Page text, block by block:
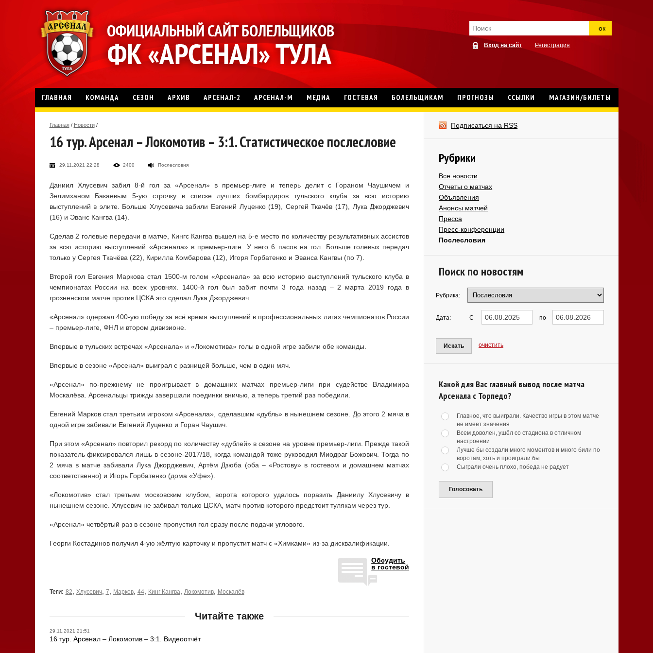
ок
Вход на сайт Регистрация
ГЛАВНАЯ КОМАНДА СЕЗОН АРХИВ АРСЕНАЛ-2 АРСЕНАЛ-М МЕДИА ГОСТЕВАЯ БОЛЕЛЬЩИКАМ ПРОГНОЗЫ ССЫЛКИ МАГАЗИН/БИЛЕТЫ
Главная / Новости /
16 тур. Арсенал – Локомотив – 3:1. Статистическое послесловие
29.11.2021 22:28 2400 Послесловия
Даниил Хлусевич забил 8-й гол за «Арсенал» в премьер-лиге и теперь делит с Гораном Чаушичем и
Зелимханом Бакаевым 5-ую строчку в списке лучших бомбардиров тульского клуба за всю историю
выступлений в элите. Больше Хлусевича забили Евгений Луценко (19), Сергей Ткачёв (17), Лука Джорджевич
(16) и Эванс Кангва (14).
Сделав 2 голевые передачи в матче, Кингс Кангва вышел на 5-е место по количеству результативных ассистов
за всю историю выступлений «Арсенала» в премьер-лиге. У него 6 пасов на гол. Больше голевых передач
только у Сергея Ткачёва (22), Кирилла Комбарова (12), Игоря Горбатенко и Эванса Кангвы (по 7).
Второй гол Евгения Маркова стал 1500-м голом «Арсенала» за всю историю выступлений тульского клуба в
чемпионатах России на всех уровнях. 1400-й гол был забит почти 3 года назад – 2 марта 2019 года в
грозненском матче против ЦСКА это сделал Лука Джорджевич.
«Арсенал» одержал 400-ую победу за всё время выступлений в профессиональных лигах чемпионатов России
– премьер-лиге, ФНЛ и втором дивизионе.
Впервые в тульских встречах «Арсенала» и «Локомотива» голы в одной игре забили обе команды.
Впервые в сезоне «Арсенал» выиграл с разницей больше, чем в один мяч.
«Арсенал» по-прежнему не проигрывает в домашних матчах премьер-лиги при судействе Владимира
Москалёва. Арсенальцы трижды завершали поединки вничью, а теперь третий раз победили.
Евгений Марков стал третьим игроком «Арсенала», сделавшим «дубль» в нынешнем сезоне. До этого 2 мяча в
одной игре забивали Евгений Луценко и Горан Чаушич.
При этом «Арсенал» повторил рекорд по количеству «дублей» в сезоне на уровне премьер-лиги. Прежде такой
показатель фиксировался лишь в сезоне-2017/18, когда командой тоже руководил Миодраг Божович. Тогда по
2 мяча в матче забивали Лука Джорджевич, Артём Дзюба (оба – «Ростову» в гостевом и домашнем матчах
соответственно) и Игорь Горбатенко (дома «Уфе»).
«Локомотив» стал третьим московским клубом, ворота которого удалось поразить Даниилу Хлусевичу в
нынешнем сезоне. Хлусевич не забивал только ЦСКА, матч против которого предстоит тулякам через тур.
«Арсенал» четвёртый раз в сезоне пропустил гол сразу после подачи углового.
Георги Костадинов получил 4-ую жёлтую карточку и пропустит матч с «Химками» из-за дисквалификации.
Обсудить
в гостевой
Теги: 82, Хлусевич, 7, Марков, 44, Кинг Кангва, Локомотив, Москалёв
Читайте также
29.11.2021 21:51
16 тур. Арсенал – Локомотив – 3:1. Видеоотчёт
Подписаться на RSS
Рубрики
Все новости
Отчеты о матчах
Объявления
Анонсы матчей
Пресса
Пресс-конференции
Послесловия
Поиск по новостям
Рубрика:
Дата: С по
Искать очистить
Какой для Вас главный вывод после матча
Арсенала с Торпедо?
Главное, что выиграли. Качество игры в этом матче
не имеет значения
Всем доволен, ушёл со стадиона в отличном
настроении
Лучше бы создали много моментов и много били по
воротам, хоть и проиграли бы
Сыграли очень плохо, победа не радует
Голосовать